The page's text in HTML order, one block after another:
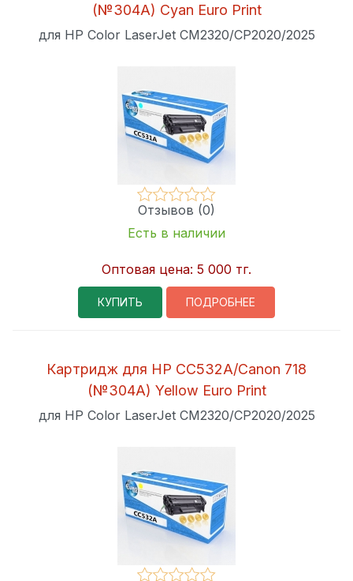
(№304A) Cyan Euro Print
для HP Color LaserJet CM2320/CP2020/2025
Отзывов (0)
Есть в наличии
Оптовая цена: 5 000 тг.
КУПИТЬ ПОДРОБНЕЕ
Картридж для HP CC532A/Canon 718
(№304A) Yellow Euro Print
для HP Color LaserJet CM2320/CP2020/2025